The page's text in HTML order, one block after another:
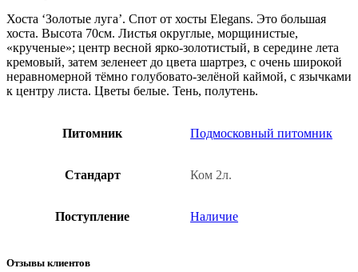
Хоста ‘Золотые луга’. Спот от хосты Elegans. Это большая
хоста. Высота 70см. Листья округлые, морщинистые,
«крученые»; центр весной ярко-золотистый, в середине лета
кремовый, затем зеленеет до цвета шартрез, с очень широкой
неравномерной тёмно голубовато-зелёной каймой, с язычками
к центру листа. Цветы белые. Тень, полутень.
Питомник Подмосковный питомник
Стандарт Ком 2л.
Поступление Наличие
Отзывы клиентов